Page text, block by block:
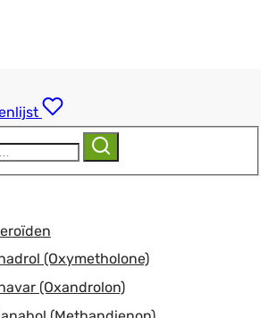
Zoeken
(Oxymetholone)
(Oxandrolon)